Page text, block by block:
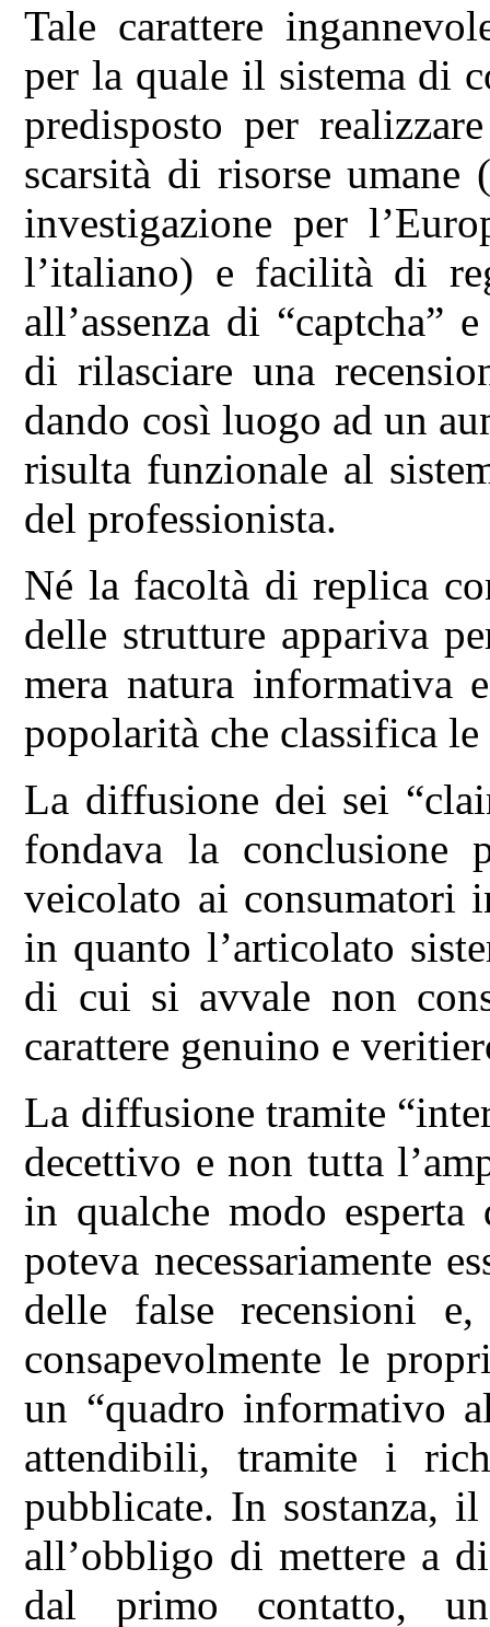
Tale carattere
per la quale il sistema di
predisposto per
scarsità di risorse
investigazione per
l’italiano) e facilità di
all’assenza di “captcha”
di rilasciare una
dando così luogo ad un
risulta funzionale al
del professionista.
Né la facoltà di replica
delle strutture appariva
mera natura informativa
popolarità che classifica le
La diffusione dei sei
fondava la conclusione
veicolato ai consumatori
in quanto l’articolato
di cui si avvale non
carattere genuino e
La diffusione tramite
decettivo e non tutta
in qualche modo esperta
poteva necessariamente
delle false recensioni
consapevolmente le
un “quadro informativo
attendibili, tramite i
pubblicate. In sostanza,
all’obbligo di mettere a
dal primo contatto,